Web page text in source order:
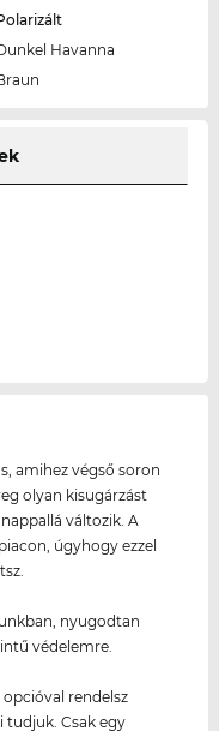
Havanna
amihez végső soron
olyan kisugárzást
változik. A
úgyhogy ezzel
nyugodtan
védelemre.
opcióval rendelsz
tudjuk. Csak egy